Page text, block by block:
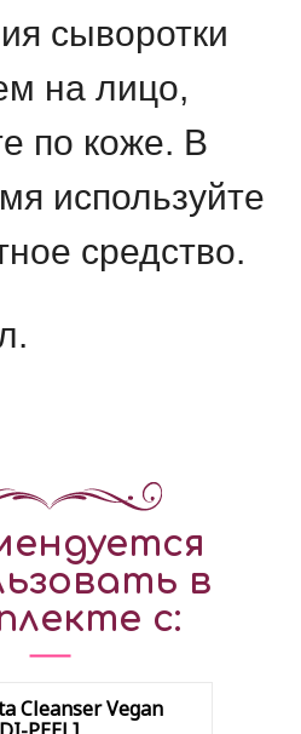
сыворотки
на лицо,
по коже. В
используйте
средство.
в
с:
Cleanser Vegan